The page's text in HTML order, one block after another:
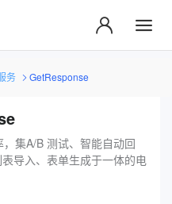
务 GetResponse
集A/B 测试、智能自动回
导入、表单生成于一体的电